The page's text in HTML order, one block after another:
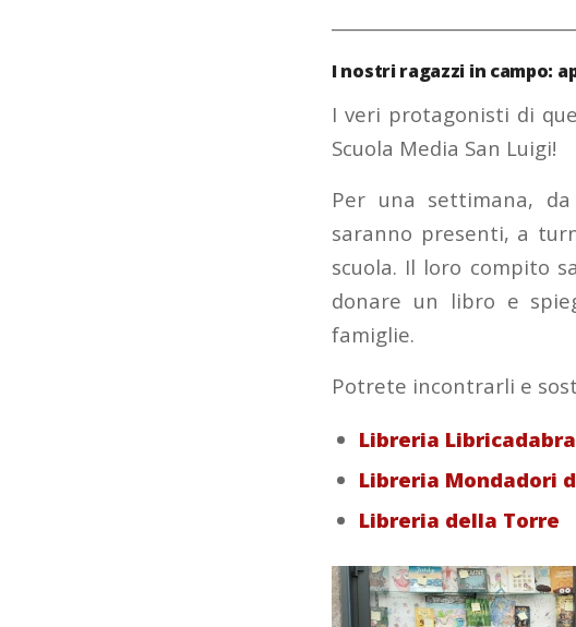
I nostri ragazzi in campo:
I veri protagonisti di
Scuola Media San Luigi!
Per una settimana, da
saranno presenti, a
scuola. Il loro compito
donare un libro e
famiglie.
Potrete incontrarli e
Libreria Libricadabra
Libreria Mondadori
Libreria della Torre